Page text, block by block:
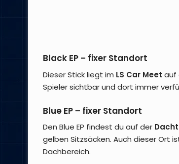
Black EP – fixer Standort
Dieser Stick liegt im LS Car Meet auf
Spieler sichtbar und dort immer
Blue EP – fixer Standort
Den Blue EP findest du auf der
gelben Sitzsäcken. Auch dieser Ort
Dachbereich.